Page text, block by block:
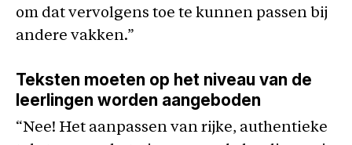
om dat vervolgens toe te kunnen passen bij
andere vakken.”
Teksten moeten op het niveau van de
leerlingen worden aangeboden
“Nee! Het aanpassen van rijke, authentieke